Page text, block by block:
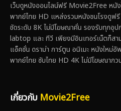
เว็บดูหนังออนไลน์ฟรี Movie2Free หนั
พากย์ไทย HD แหล่งรวมหนังชนโรงดูฟ
ชัดระดับ 8K ไม่มีโฆษณาคั่น รองรับทุก
labtop และ ทีวี เพียงมีอินเทอร์เน็ตก็ส
แอ็คชั่น ดราม่า การ์ตูน อนิเมะ หนังใหม่
พากย์ไทย ซับไทย HD 4K ไม่มีโฆษณากว
เกี่ยวกับ Movie2Free